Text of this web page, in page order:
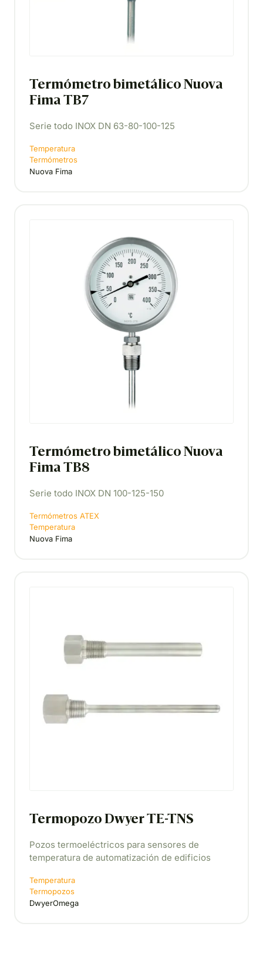
Termómetro bimetálico Nuova
Fima TB7
Serie todo INOX DN 63-80-100-125
Temperatura
Termómetros
Nuova Fima
Termómetro bimetálico Nuova
Fima TB8
Serie todo INOX DN 100-125-150
Termómetros ATEX
Temperatura
Nuova Fima
Termopozo Dwyer TE-TNS
Pozos termoeléctricos para sensores de
temperatura de automatización de edificios
Temperatura
Termopozos
DwyerOmega